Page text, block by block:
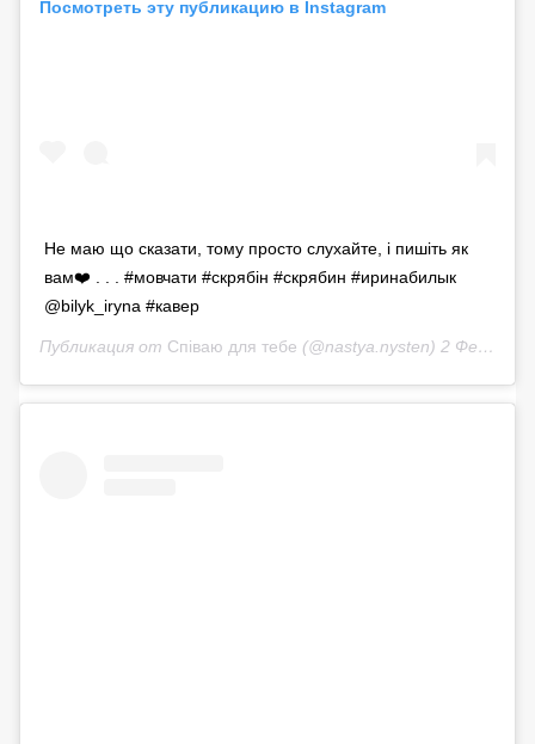
Посмотреть эту публикацию в Instagram
Не маю що сказати, тому просто слухайте, і пишіть як
вам❤️ . . . #мовчати #скрябін #скрябин #иринабилык
@bilyk_iryna #кавер
Публикация от Співаю для тебе (@nastya.nysten) 2 Фев 2020 в 3:06 PST